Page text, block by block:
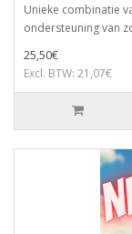
Unieke combinatie
ondersteuning van
25,50€
Excl. BTW: 21,07€